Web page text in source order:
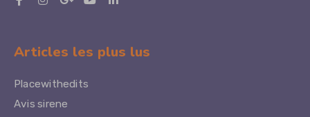
Articles les plus lus
Placewithedits
Avis sirene